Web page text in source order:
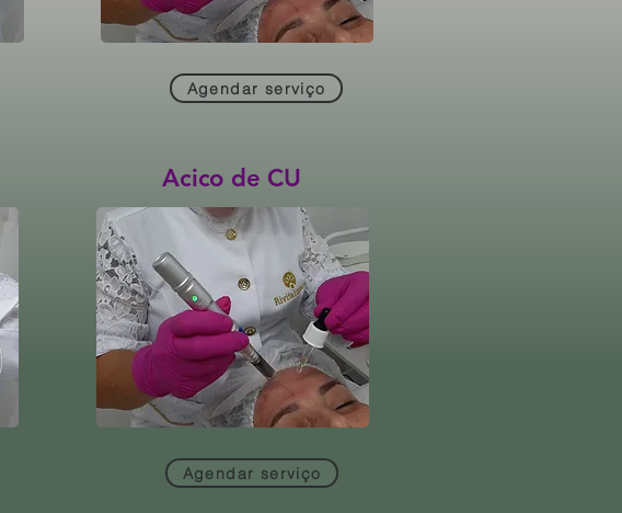
Agendar serviço
Acico de CU
Agendar serviço